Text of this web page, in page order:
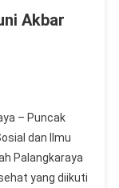
Akbar
– Puncak
dan Ilmu
Palangkaraya
yang diikuti